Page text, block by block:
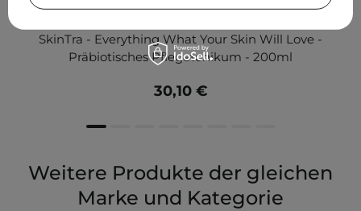
KOSMETOLOGE EMPFIEHLT
SkinTra - Everything What Your Skin Will Love -
Präbiotisches Pflegetonikum - 200ml
30,10 €
Weitere Produkte der gleichen
Marke und Kategorie